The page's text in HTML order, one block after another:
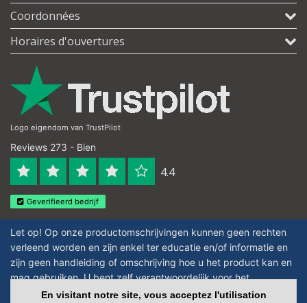
Coordonnées
Horaires d'ouvertures
Logo eigendom van TrustPilot
Reviews 273 - Bien
4.4
Geverifieerd bedrijf
Let op! Op onze productomschrijvingen kunnen geen rechten
verleend worden en zijn enkel ter educatie en/of informatie en
zijn geen handleiding of omschrijving hoe u het product kan en
mag gebruiken. U bent zelf verantwoordelijk voor het
toepassen van eventuele nationale en internationale wetgeving
En visitant notre site, vous acceptez l'utilisation